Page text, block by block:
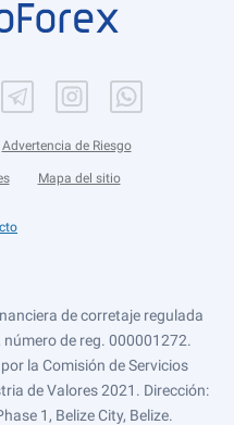
Advertencia de Riesgo
Mapa del sitio
de corretaje regulada
número de reg. 000001272.
la Comisión de Servicios
de Valores 2021. Dirección:
1, Belize City, Belize.